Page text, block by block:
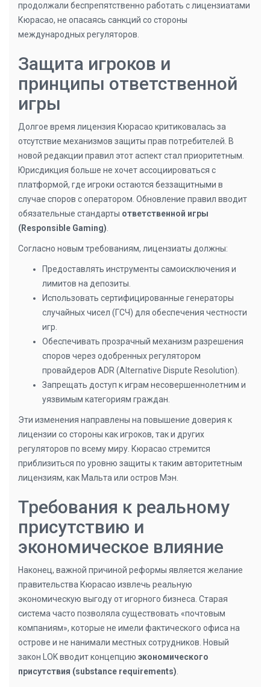
продолжали беспрепятственно работать с лицензиатами
Кюрасао, не опасаясь санкций со стороны
международных регуляторов.
Защита игроков и
принципы ответственной
игры
Долгое время лицензия Кюрасао критиковалась за
отсутствие механизмов защиты прав потребителей. В
новой редакции правил этот аспект стал приоритетным.
Юрисдикция больше не хочет ассоциироваться с
платформой, где игроки остаются беззащитными в
случае споров с оператором. Обновление правил вводит
обязательные стандарты ответственной игры
(Responsible Gaming)
Согласно новым требованиям, лицензиаты должны:
Предоставлять инструменты самоисключения и
лимитов на депозиты.
Использовать сертифицированные генераторы
случайных чисел (ГСЧ) для обеспечения честности
игр.
Обеспечивать прозрачный механизм разрешения
споров через одобренных регулятором
провайдеров ADR (Alternative Dispute Resolution).
Запрещать доступ к играм несовершеннолетним и
уязвимым категориям граждан.
Эти изменения направлены на повышение доверия к
лицензии со стороны как игроков, так и других
регуляторов по всему миру. Кюрасао стремится
приблизиться по уровню защиты к таким авторитетным
лицензиям, как Мальта или остров Мэн.
Требования к реальному
присутствию и
экономическое влияние
Наконец, важной причиной реформы является желание
правительства Кюрасао извлечь реальную
экономическую выгоду от игорного бизнеса. Старая
система часто позволяла существовать «почтовым
компаниям», которые не имели фактического офиса на
острове и не нанимали местных сотрудников. Новый
закон LOK вводит концепцию экономического
присутствия (substance requirements)